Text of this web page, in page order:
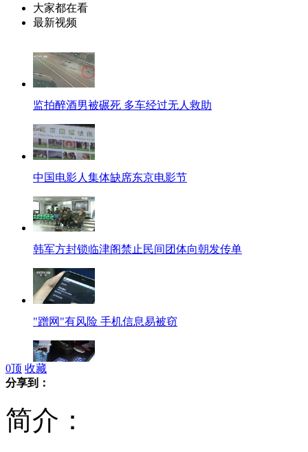
大家都在看
最新视频
监拍醉酒男被碾死 多车经过无人救助
中国电影人集体缺席东京电影节
韩军方封锁临津阁禁止民间团体向朝发传单
"蹭网"有风险 手机信息易被窃
0顶 收藏
分享到：
简介：